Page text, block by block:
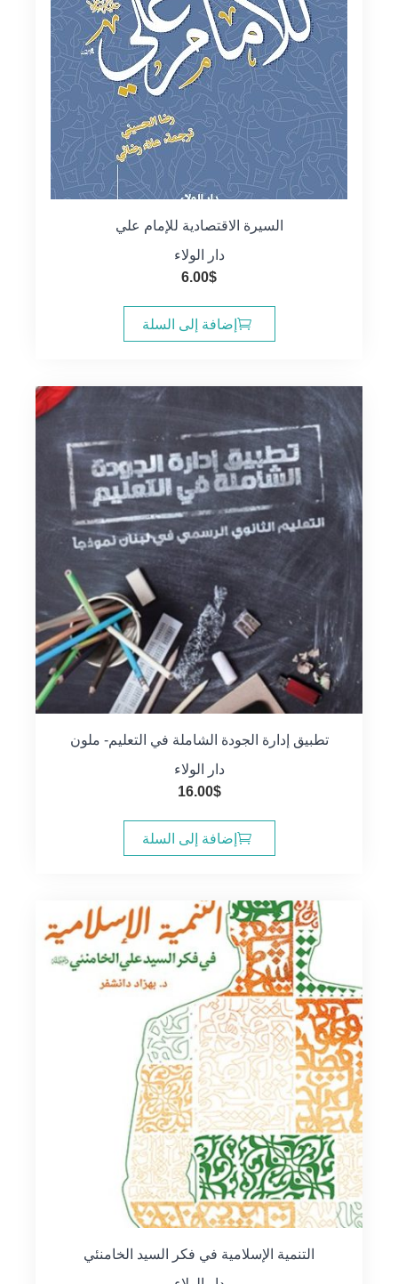
السيرة الاقتصادية للإمام علي
دار الولاء
6.00$
إضافة إلى السلة
تطبيق إدارة الجودة الشاملة في التعليم- ملون
دار الولاء
16.00$
إضافة إلى السلة
التنمية الإسلامية في فكر السيد الخامنئي